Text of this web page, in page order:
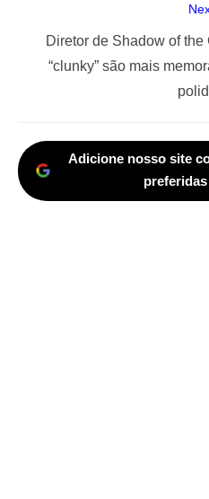
Next
post:
Diretor de Shadow of
“clunky” são mais
Adicione nosso site